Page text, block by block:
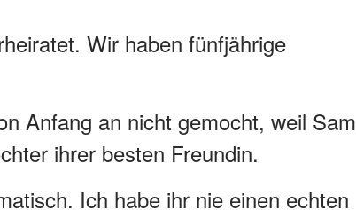
Wir haben fünfjährige
Anfang an nicht gemocht, weil Sam
ihrer besten Freundin.
Ich habe ihr nie einen echten